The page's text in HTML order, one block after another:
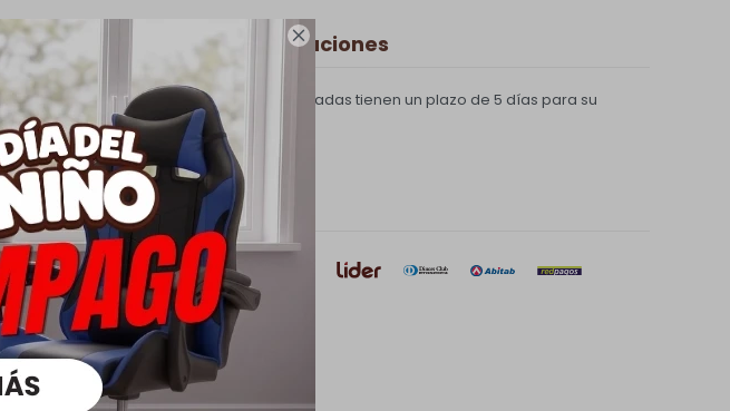

Cambios y Devoluciones
Todas las compras realizadas tienen un plazo de 5 días para su
cambio.
Ver mas
Medios de pago
interesar